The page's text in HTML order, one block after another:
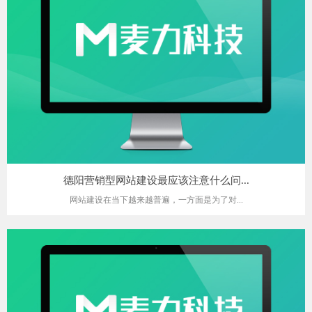
德阳营销型网站建设最应该注意什么问...
网站建设在当下越来越普遍，一方面是为了对...